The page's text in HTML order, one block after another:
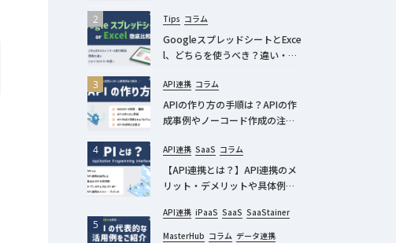
Tips コラム
GoogleスプレッドシートとExce
l、どちらを使うべき？違い・互
API連携 コラム
APIの作り方の手順は？APIの作
成事例やノーコード作成の注意
API連携 SaaS コラム
【API連携とは？】API連携のメ
リット・デメリットや具体例
りやすく解説！
API連携 iPaaS SaaS SaaStainer
MasterHub コラム データ連携